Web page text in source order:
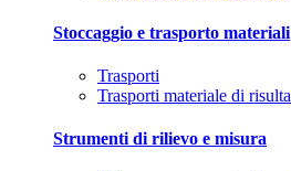
Stoccaggio e trasporto materiali
Trasporti
Trasporti materiale di risulta
Strumenti di rilievo e misura